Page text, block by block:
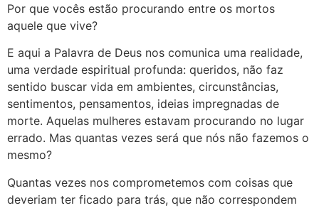
Por que vocês estão procurando entre os mortos
aquele que vive?
E aqui a Palavra de Deus nos comunica uma realidade,
uma verdade espiritual profunda: queridos, não faz
sentido buscar vida em ambientes, circunstâncias,
sentimentos, pensamentos, ideias impregnadas de
morte. Aquelas mulheres estavam procurando no lugar
errado. Mas quantas vezes será que nós não fazemos o
mesmo?
Quantas vezes nos comprometemos com coisas que
deveriam ter ficado para trás, que não correspondem